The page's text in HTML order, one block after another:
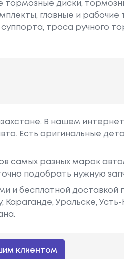
тормозные диски,
главные и
троса ручного
В нашем
Есть оригинальные
самых разных марок
подобрать нужную
и бесплатной доставкой
Караганде, Уральске,
клиентом